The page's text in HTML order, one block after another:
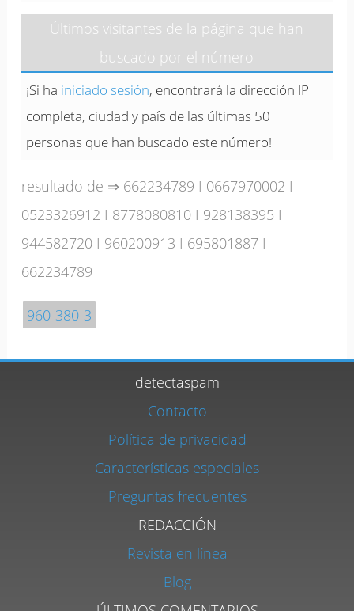
Últimos visitantes de la página que han
buscado por el número
¡Si ha iniciado sesión, encontrará la dirección IP
completa, ciudad y país de las últimas 50
personas que han buscado este número!
resultado de ⇒ 662234789 I 0667970002 I
0523326912 I 8778080810 I 928138395 I
944582720 I 960200913 I 695801887 I
662234789
960-380-3
detectaspam
Contacto
Política de privacidad
Características especiales
Preguntas frecuentes
REDACCIÓN
Revista en línea
Blog